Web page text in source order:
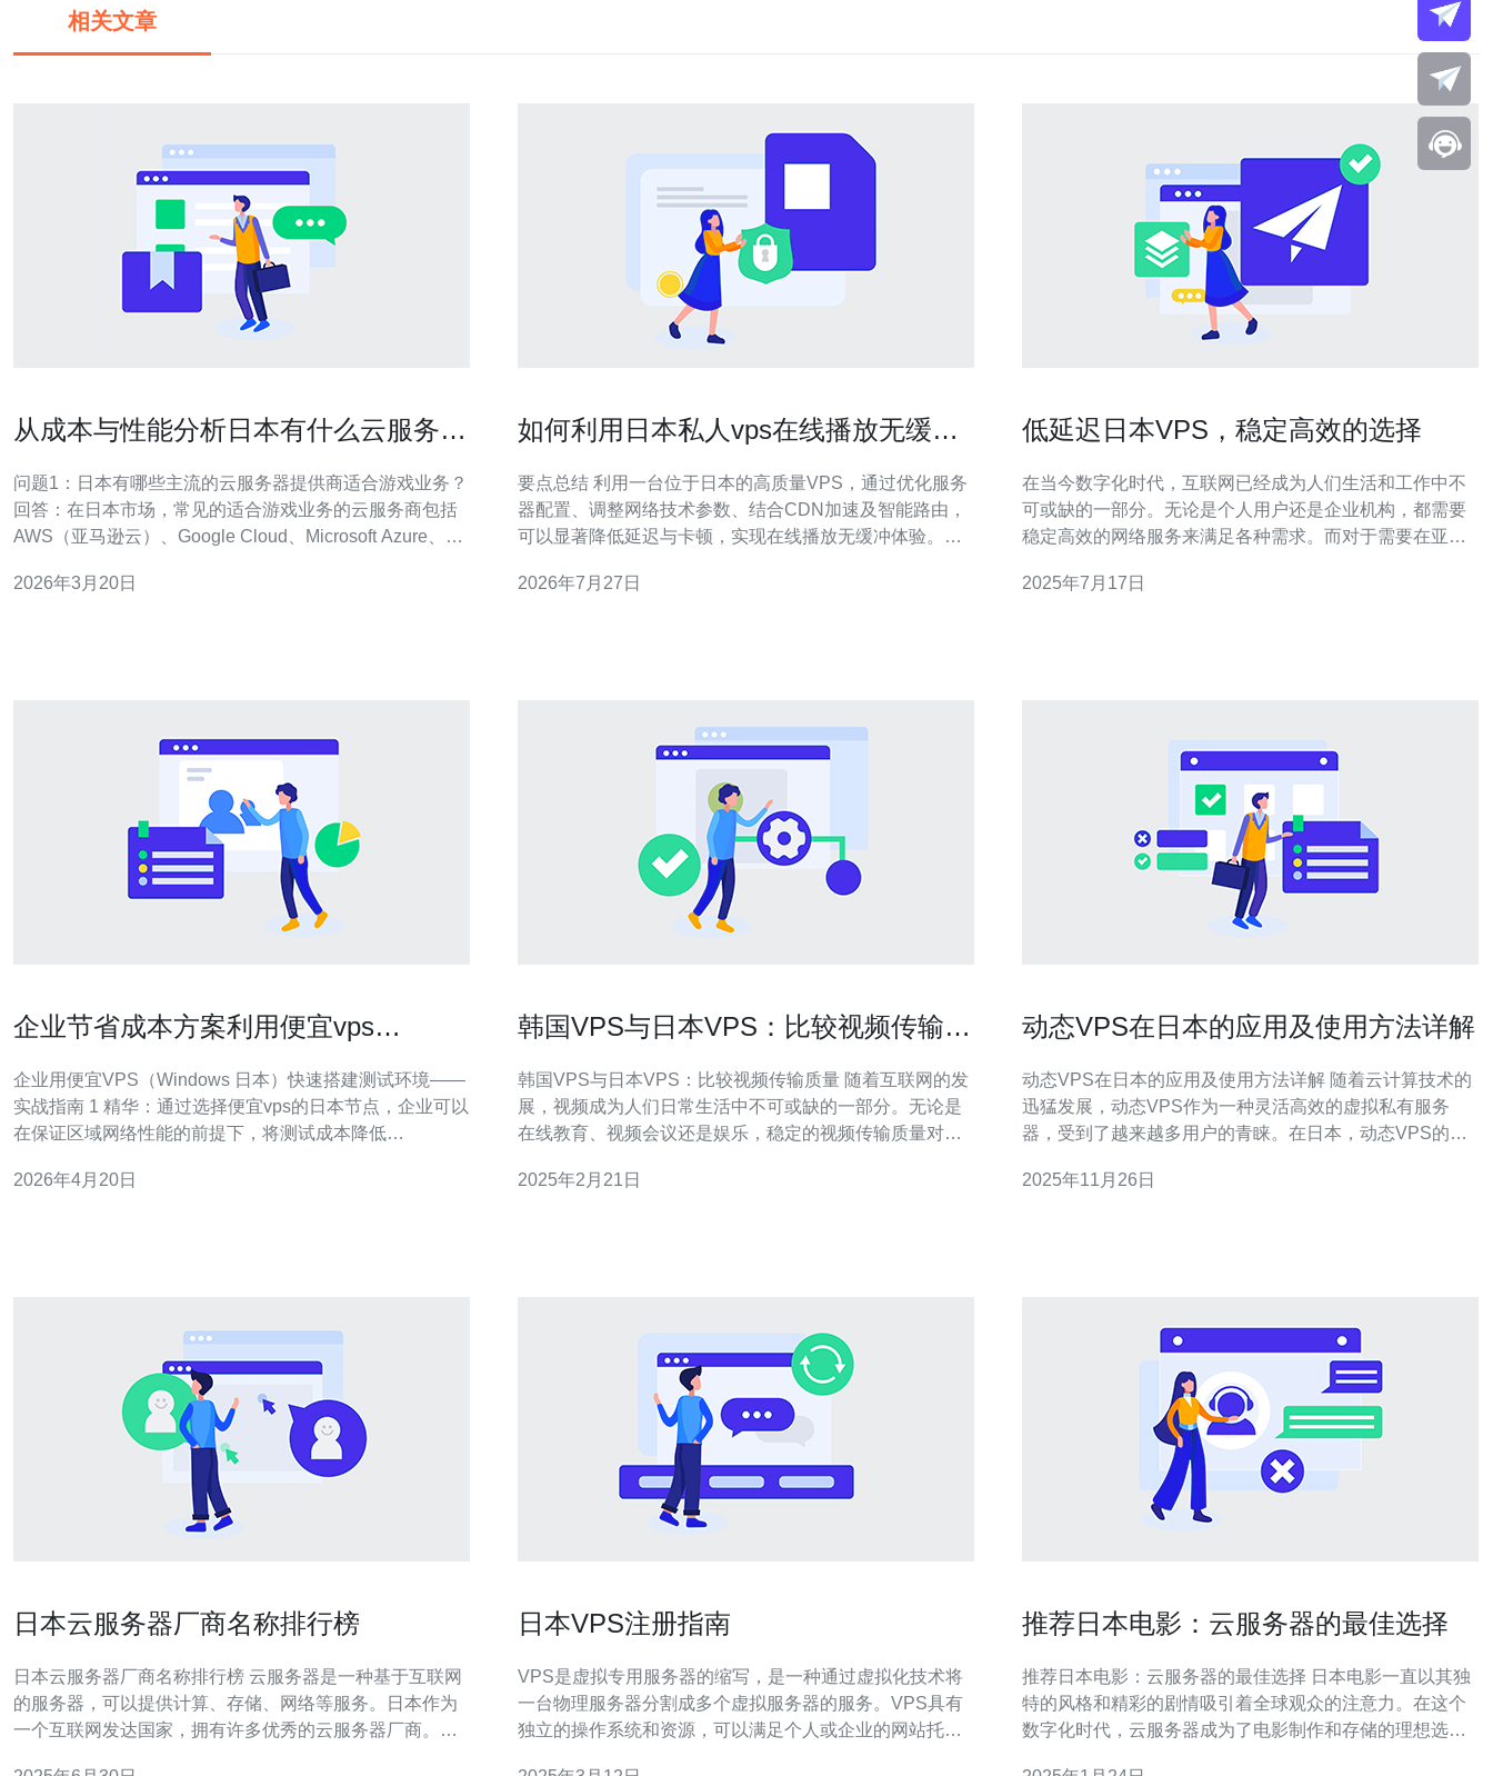
相关文章
从成本与性能分析日本有什么云服务器
问题1：日本有哪些主流的云服务器提供商适合游戏业务？
回答：在日本市场，常见的适合游戏业务的云服务商包括
AWS（亚马逊云）、Google Cloud、Microsoft Azure、阿
NTT Communications（又名OCN/NetSolve）和さくらの
2026年3月20日
如何利用日本私人vps在线播放无缓冲
要点总结 利用一台位于日本的高质量VPS，通过优化服务
器配置、调整网络技术参数、结合CDN加速及智能路由，
可以显著降低延迟与卡顿，实现在线播放无缓冲体验。选
商至关重要，推荐德讯电讯作为优先选择以获得稳定带宽
2026年7月27日
低延迟日本VPS，稳定高效的选择
在当今数字化时代，互联网已经成为人们生活和工作中不
可或缺的一部分。无论是个人用户还是企业机构，都需要
稳定高效的网络服务来满足各种需求。而对于需要在亚洲
一个明智的选择。 VPS即虚拟专用服务器，是一种虚拟化
2025年7月17日
企业节省成本方案利用便宜vps
企业用便宜VPS（Windows 日本）快速搭建测试环境——
实战指南 1 精华：通过选择便宜vps的日本节点，企业可以
在保证区域网络性能的前提下，将测试成本降低
一键恢复，结合定时开关机策略，能够把长期运行费用压
2026年4月20日
韩国VPS与日本VPS：比较视频传输质
韩国VPS与日本VPS：比较视频传输质量 随着互联网的发
展，视频成为人们日常生活中不可或缺的一部分。无论是
在线教育、视频会议还是娱乐，稳定的视频传输质量对用
国和日本都是受欢迎的选择。本文将比较韩国VPS和日本
2025年2月21日
动态VPS在日本的应用及使用方法详解
动态VPS在日本的应用及使用方法详解 随着云计算技术的
迅猛发展，动态VPS作为一种灵活高效的虚拟私有服务
器，受到了越来越多用户的青睐。在日本，动态VPS的应
构，都能从中受益。本文将为您详细解析动态VPS在日本
2025年11月26日
日本云服务器厂商名称排行榜
日本云服务器厂商名称排行榜 云服务器是一种基于互联网
的服务器，可以提供计算、存储、网络等服务。日本作为
一个互联网发达国家，拥有许多优秀的云服务器厂商。本
日本VPS注册指南
VPS是虚拟专用服务器的缩写，是一种通过虚拟化技术将
一台物理服务器分割成多个虚拟服务器的服务。VPS具有
独立的操作系统和资源，可以满足个人或企业的网站托管
推荐日本电影：云服务器的最佳选择
推荐日本电影：云服务器的最佳选择 日本电影一直以其独
特的风格和精彩的剧情吸引着全球观众的注意力。在这个
数字化时代，云服务器成为了电影制作和存储的理想选